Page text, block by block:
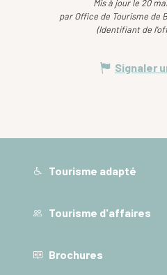
Mis à jour le 20
par Office de Tourisme de
(Identifiant de
Signaler
Tourisme adapté
Tourisme d'affaires
Brochures